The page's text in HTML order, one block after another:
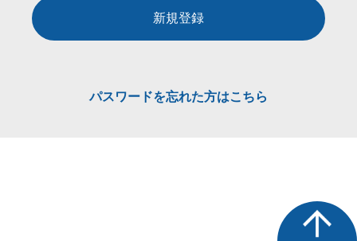
新規登録
パスワードを忘れた方はこちら